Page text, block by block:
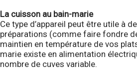
La cuisson au bain-marie
Ce type d’appareil peut être utile à
préparations (comme faire fondre
maintien en température de vos
marie existe en alimentation
nombre de cuves variable.